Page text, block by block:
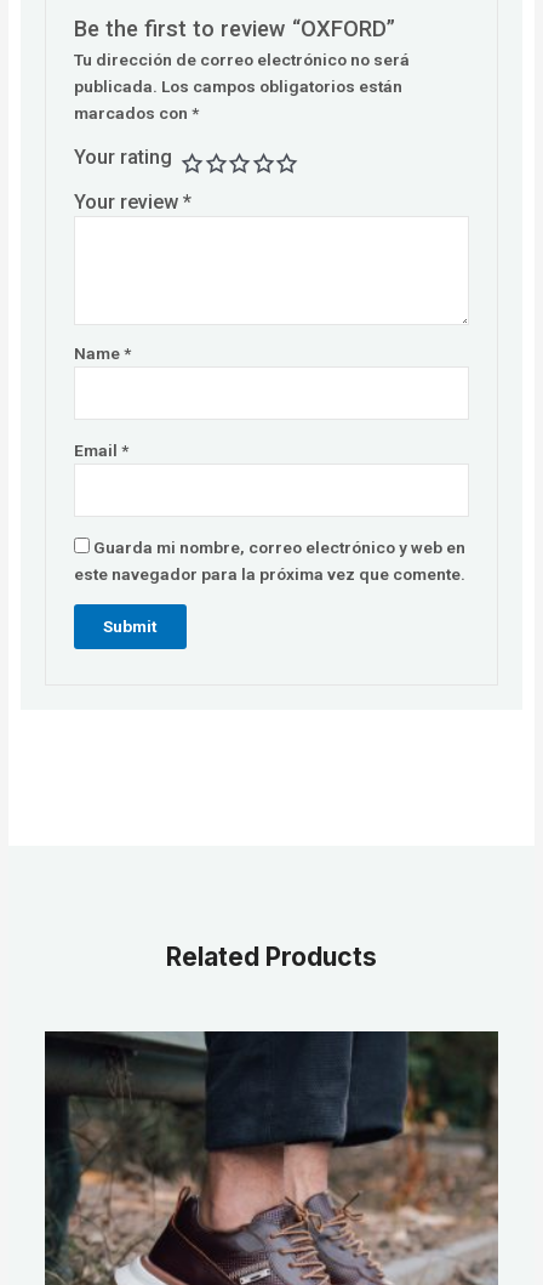
Be the first to review “OXFORD”
Tu dirección de correo electrónico no será
publicada. Los campos obligatorios están
marcados con*
Your rating
Your review*
Name*
Email*
Guarda mi nombre, correo electrónico y web en
este navegador para la próxima vez que comente.
Related Products